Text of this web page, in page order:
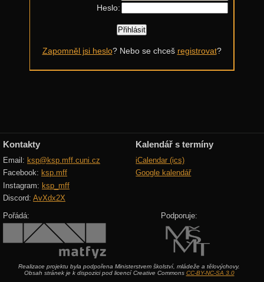
Heslo:
Zapomněl jsi heslo? Nebo se chceš registrovat?
Historické akce
Kontakty
Email: ksp@ksp.mff.cuni.cz
Facebook: ksp.mff
Instagram: ksp_mff
Discord: AvXdx2X
Kalendář s termíny
iCalendar (ics)
Google kalendář
Pořádá: Podporuje:
Realizace projektu byla podpořena Ministerstvem školství, mládeže a tělovýchovy.
Obsah stránek je k dispozici pod licencí Creative Commons CC-BY-NC-SA 3.0